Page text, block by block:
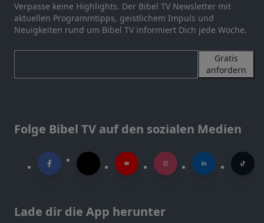
Verpasse keine Highlights. Der Bibel TV Newsletter mit
aktuellen Programmtipps, geistlichem Impuls und
Neuigkeiten rund um Bibel TV informiert Dich jede Woche.
Gratis
anfordern
Folge Bibel TV auf den sozialen Medien
Lade dir die App herunter